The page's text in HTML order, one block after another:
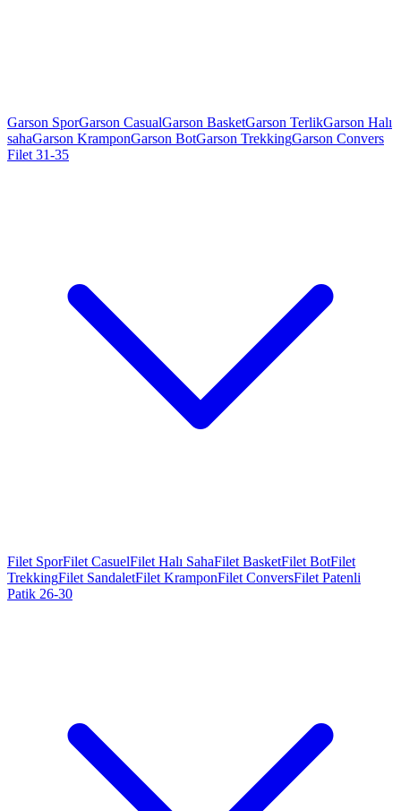
Garson SporGarson CasualGarson BasketGarson TerlikGarson Halı
sahaGarson KramponGarson BotGarson TrekkingGarson Convers
Filet 31-35
Filet SporFilet CasuelFilet Halı SahaFilet BasketFilet BotFilet
TrekkingFilet SandaletFilet KramponFilet ConversFilet Patenli
Patik 26-30